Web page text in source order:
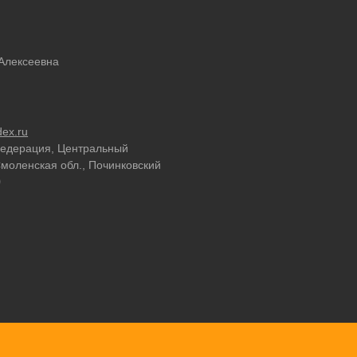
Центральный
обл., Починковский